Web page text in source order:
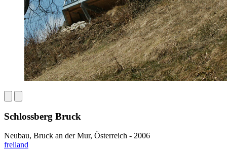
Schlossberg Bruck
Neubau, Bruck an der Mur, Österreich - 2006
freiland